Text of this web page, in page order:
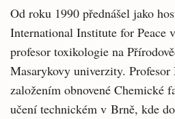
Od roku 1990 přednášel jako
International Institute for Peace
profesor toxikologie na
Masarykovy univerzity. Profesor
založením obnovené Chemické
učení technickém v Brně, kde